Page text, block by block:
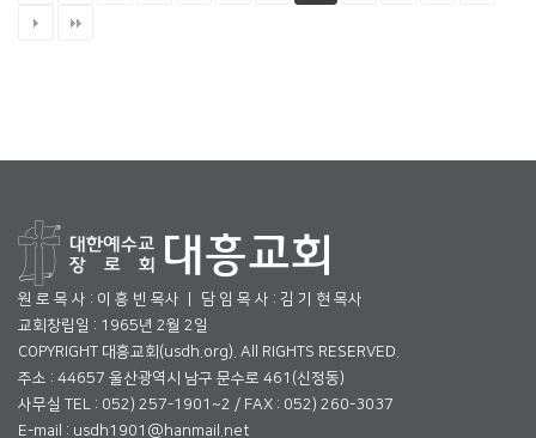
원 로 목 사 : 이 흥 빈 목사 ㅣ 담 임 목 사 : 김 기 현 목사
교회창립일 : 1965년 2월 2일
COPYRIGHT 대흥교회(usdh.org). All RIGHTS RESERVED.
주소 : 44657 울산광역시 남구 문수로 461(신정동)
사무실 TEL : 052) 257-1901~2 / FAX : 052) 260-3037
E-mail : usdh1901@hanmail.net